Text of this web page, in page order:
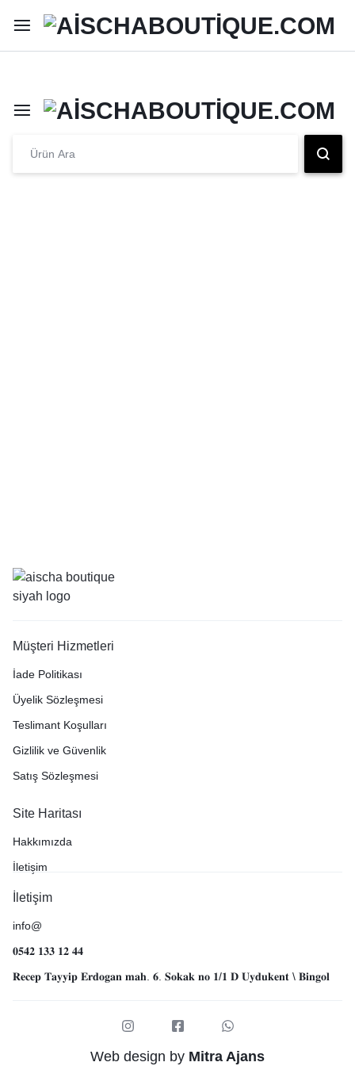
Peşin Fiyatına 3 Taksit İmkanı Şimdi Alışveriş Yap
Müşteri Hizmetleri
İade Politikası
Üyelik Sözleşmesi
Teslimant Koşulları
Gizlilik ve Güvenlik
Satış Sözleşmesi
Site Haritası
Hakkımızda
İletişim
İletişim
info@
𝟎𝟓𝟒𝟐 𝟏𝟑𝟑 𝟏𝟐 𝟒𝟒
𝐑𝐞𝐜𝐞𝐩 𝐓𝐚𝐲𝐲𝐢𝐩 𝐄𝐫𝐝𝐨𝐠𝐚𝐧 𝐦𝐚𝐡. 𝟔. 𝐒𝐨𝐤𝐚𝐤 𝐧𝐨 𝟏/𝟏 𝐃 𝐔𝐲𝐝𝐮𝐤𝐞𝐧𝐭 \ 𝐁𝐢𝐧𝐠𝐨𝐥
Web design by Mitra Ajans